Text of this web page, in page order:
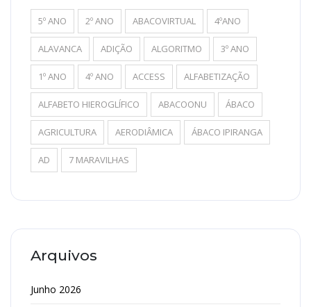
5º ANO 2º ANO ABACOVIRTUAL 4ºANO
ALAVANCA ADIÇÃO ALGORITMO 3º ANO
1º ANO 4º ANO ACCESS ALFABETIZAÇÃO
ALFABETO HIEROGLÍFICO ABACOONU ÁBACO
AGRICULTURA AERODIÂMICA ÁBACO IPIRANGA
AD 7 MARAVILHAS
Arquivos
Junho 2026